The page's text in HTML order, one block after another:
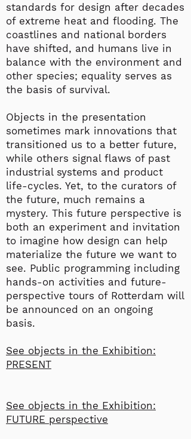
standards for design after decades
of extreme heat and flooding. The
coastlines and national borders
have shifted, and humans live in
balance with the environment and
other species; equality serves as
the basis of survival.
Objects in the presentation
sometimes mark innovations that
transitioned us to a better future,
while others signal flaws of past
industrial systems and product
life-cycles. Yet, to the curators of
the future, much remains a
mystery. This future perspective is
both an experiment and invitation
to imagine how design can help
materialize the future we want to
see. Public programming including
hands-on activities and future-
perspective tours of Rotterdam will
be announced on an ongoing
basis.
See objects in the Exhibition:
PRESENT
See objects in the Exhibition:
FUTURE perspective